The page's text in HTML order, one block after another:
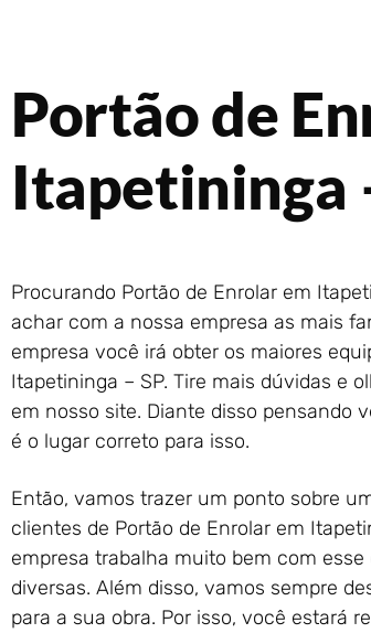
Portão de
Itapetininga
Procurando Portão de Enrolar em
achar com a nossa empresa as mais
empresa você irá obter os maiores
Itapetininga – SP. Tire mais dúvidas e
em nosso site. Diante disso pensando
é o lugar correto para isso.
Então, vamos trazer um ponto sobre
clientes de Portão de Enrolar em
empresa trabalha muito bem com
diversas. Além disso, vamos sempre
para a sua obra. Por isso, você estará